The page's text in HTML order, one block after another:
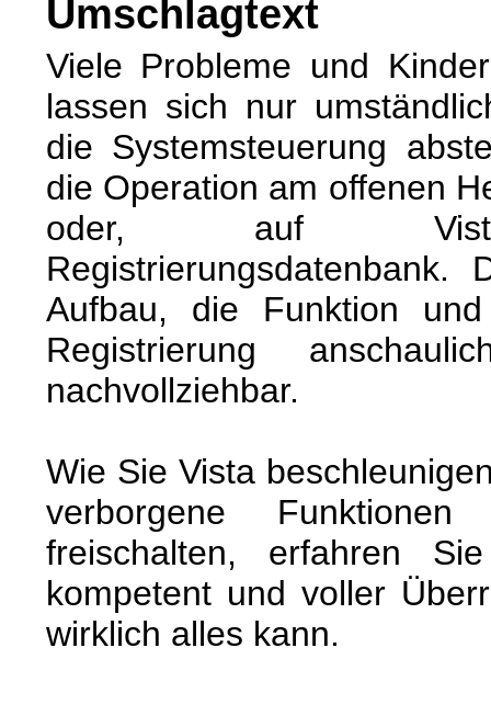
Umschlagtext
Viele Probleme und
lassen sich nur
die Systemsteuerung
die Operation am offenen
oder, auf
Aufbau, die Funktion
Registrierung
nachvollziehbar.
Wie Sie Vista
verborgene
freischalten, erfahren
kompetent und voller
wirklich alles kann.